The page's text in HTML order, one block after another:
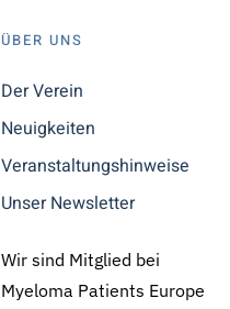
ÜBER UNS
Der Verein
Neuigkeiten
Veranstaltungshinweise
Unser Newsletter
Wir sind Mitglied bei
Myeloma Patients Europe